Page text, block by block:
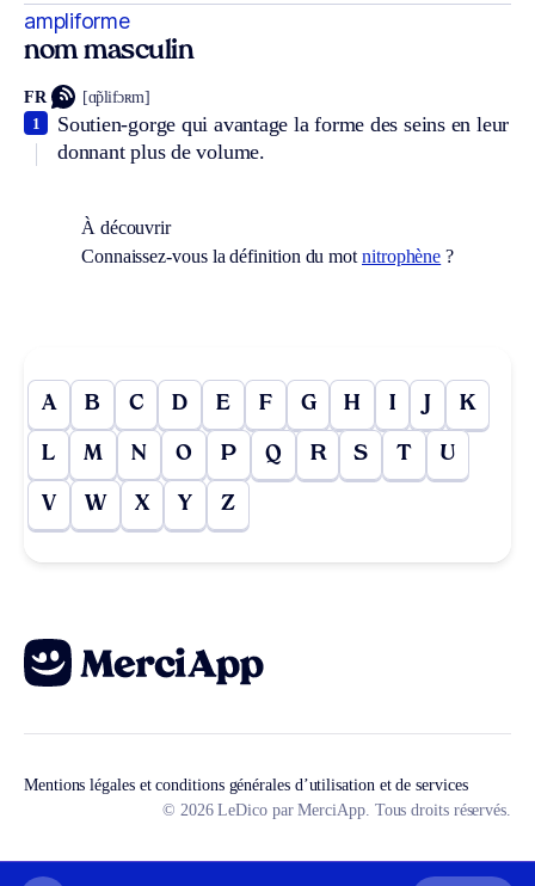
ampliforme
nom masculin
FR [ɑ̃plifɔʀm]
Soutien-gorge qui avantage la forme des seins en leur
donnant plus de volume.
1
À découvrir
Connaissez-vous la définition du mot nitrophène ?
A B C D E F G H I J K
L M N O P Q R S T U
V W X Y Z
Mentions légales et conditions générales d’utilisation et de services
© 2026 LeDico par MerciApp. Tous droits réservés.